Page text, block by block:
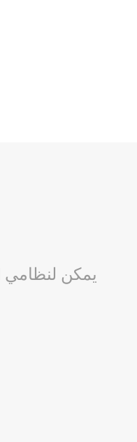
يمكن لنظامي Android وWindows المزدوج المدمجين تحقيق التبديل السريع ونقل البيانات ومشاركتها، مما يوفر حماية مزدوجة.